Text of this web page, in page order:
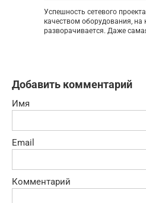
Успешность сетевого
качеством оборудования, на
разворачивается. Даже
Добавить комментарий
Имя
Email
Комментарий